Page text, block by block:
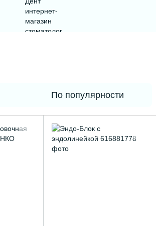
По популярности